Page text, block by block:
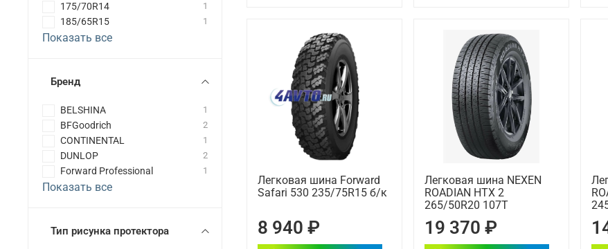
Легковая шина Forward
Safari 530 235/75R15 б/к
8 940 ₽
Легковая шина NEXEN
ROADIAN HTX 2
265/50R20 107T
19 370 ₽
175/70R14 1
185/65R15 1
Показать все
Бренд
BELSHINA 1
BFGoodrich 2
CONTINENTAL 1
DUNLOP 2
Forward Professional 1
Показать все
Тип рисунка протектора